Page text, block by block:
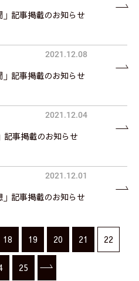
記事掲載のお知らせ
記事掲載のお知らせ
2021.12.08
事掲載のお知らせ
2021.12.04
記事掲載のお知らせ
2021.12.01
18 19 20 21 22
25